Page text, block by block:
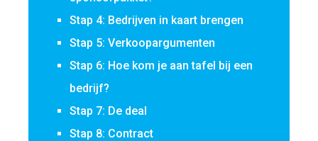
Stap 4: Bedrijven in kaart brengen
Stap 5: Verkoopargumenten
Stap 6: Hoe kom je aan tafel bij een
bedrijf?
Stap 7: De deal
Stap 8: Contract